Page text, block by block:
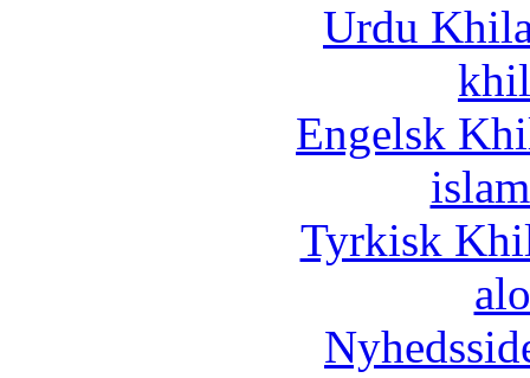
Urdu
Engelsk
Tyrkisk